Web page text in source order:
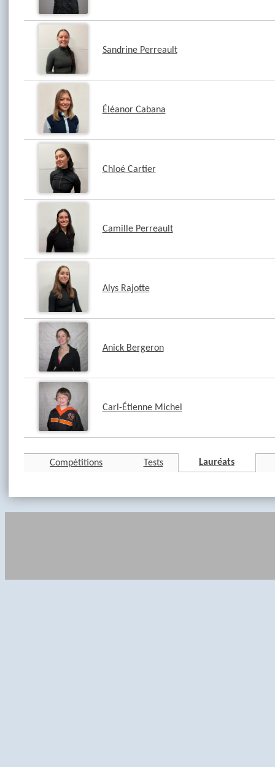
Sandrine Perreault
Éléanor Cabana
Chloé Cartier
Camille Perreault
Alys Rajotte
Anick Bergeron
Carl-Étienne Michel
Compétitions Tests Lauréats